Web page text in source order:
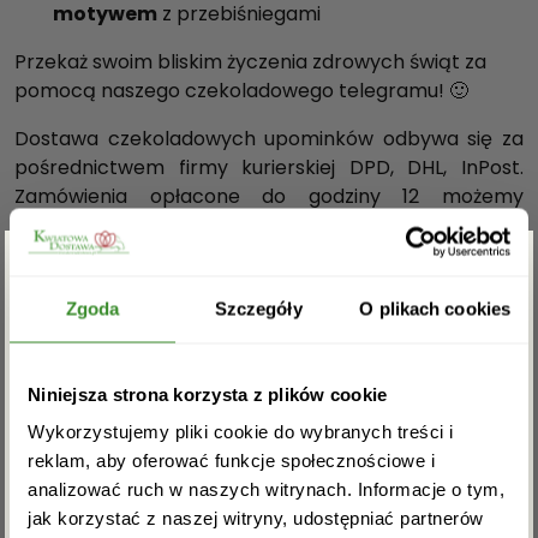
Zgoda Szczegóły O plikach cookies
Niniejsza strona korzysta z plików cookie
Wykorzystujemy pliki cookie do wybranych treści i
reklam, aby oferować funkcje społecznościowe i
analizować ruch w naszych witrynach. Informacje o tym,
jak korzystać z naszej witryny, udostępniać partnerów
motywem z przebiśniegami
Przekaż swoim bliskim życzenia zdrowych świąt za
pomocą naszego czekoladowego telegramu! 🙂
Dostawa czekoladowych upominków odbywa się za
pośrednictwem firmy kurierskiej DPD, DHL, InPost.
Zamówienia opłacone do godziny 12 możemy
dostarczyć już następnego dnia roboczego. Na
terenie Warszawy przesyłka jest możliwa tego
OPINIE
Na razie nie ma opinii o produkcie.
Zgarnij rabat -5%
Zapisz się do newslettera i zgarnij
rabat na pierwsze zakupy!